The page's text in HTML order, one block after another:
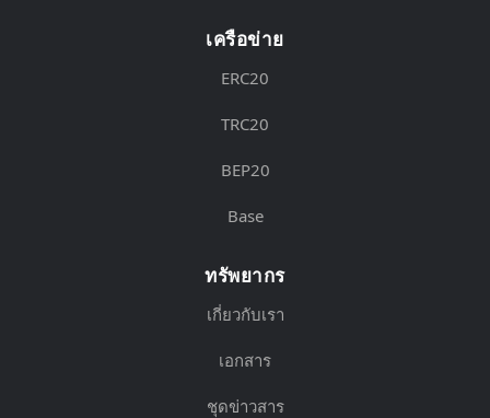
เครือข่าย
ERC20
TRC20
BEP20
Base
ทรัพยากร
เกี่ยวกับเรา
เอกสาร
ชุดข่าวสาร